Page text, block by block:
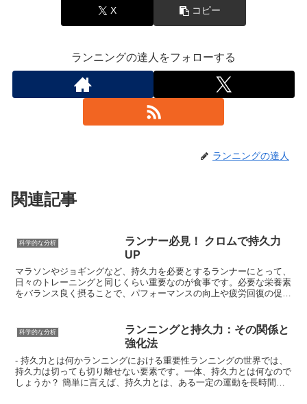
X コピー
ランニングの達人をフォローする
ランニングの達人
関連記事
科学的な分析
ランナー必見！ クロムで持久力
UP
マラソンやジョギングなど、持久力を必要とするランナーにとって、
日々のトレーニングと同じくらい重要なのが食事です。必要な栄養素
をバランス良く摂ることで、パフォーマンスの向上や疲労回復の促進
きを助ける役割を担っています。インスリンは、食事から摂取した糖
質をエネルギーに変換するために欠かせないホルモンです。クロムを
摂取することで、インスリンが効率的に働くようになり、エネルギー
産生がスムーズになります。つまり、クロムはランナーにとって、持
久力の向上や疲労回復の促進に役立つ栄養素と言えるでしょう。
科学的な分析
ランニングと持久力：その関係と
強化法
- 持久力とは何かランニングにおける重要性ランニングの世界では、
持久力は切っても切り離せない要素です。一体、持久力とは何なので
しょうか？ 簡単に言えば、持久力とは、ある一定の運動を長時間続